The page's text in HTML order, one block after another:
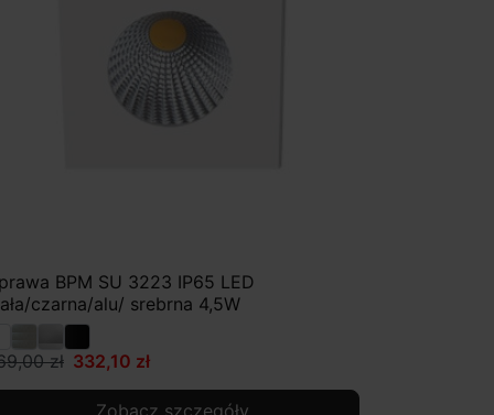
BPM SU 3223 IP65 LED
czarna/alu/ srebrna 4,5W
zł 332,10 zł